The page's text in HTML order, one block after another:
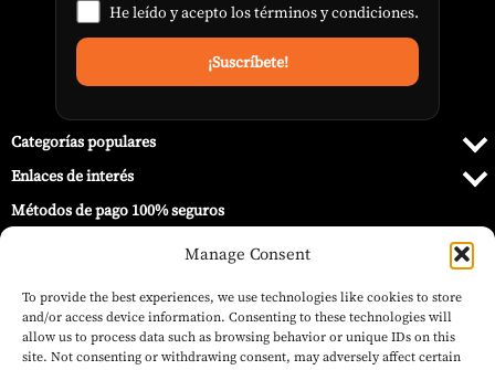
Manage Consent
To provide the best experiences, we use technologies like cookies to store
and/or access device information. Consenting to these technologies will
allow us to process data such as browsing behavior or unique IDs on this
site. Not consenting or withdrawing consent, may adversely affect certain
He leído y acepto lostérminos y condiciones.
Categorías populares
Enlaces de interés
Métodos de pago 100% seguros